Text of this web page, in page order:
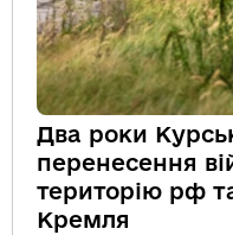
Два роки
перенесення
територію рф
Кремля